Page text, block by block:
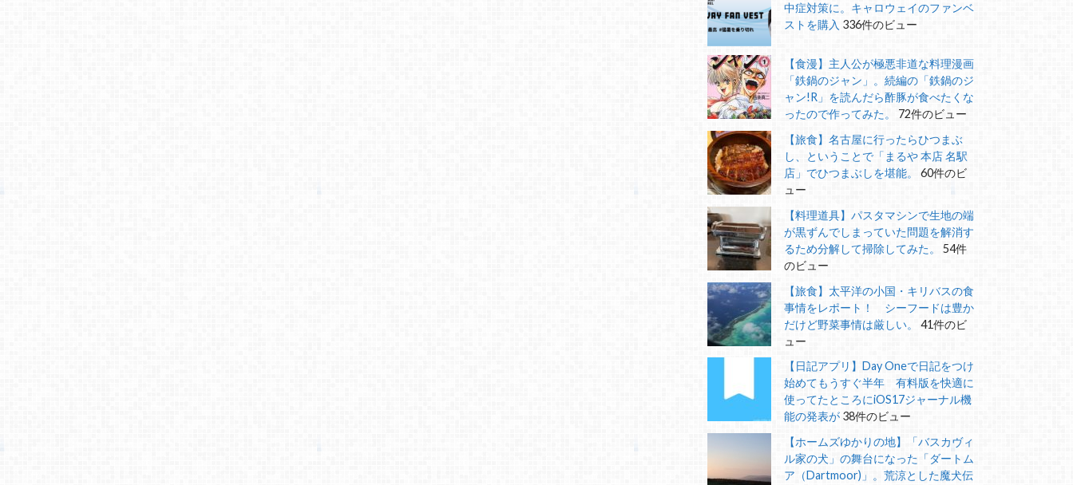
中症対策に。キャロウェイのファンベ
ストを購入 336件のビュー
【食漫】主人公が極悪非道な料理漫画
「鉄鍋のジャン」。続編の「鉄鍋のジ
ャン!R」を読んだら酢豚が食べたくな
ったので作ってみた。
72件のビュー
【旅食】名古屋に行ったらひつまぶ
し、ということで「まるや 本店 名駅
店」でひつまぶしを堪能。
60件のビ
ュー
【料理道具】パスタマシンで生地の端
が黒ずんでしまっていた問題を解消す
るため分解して掃除してみた。
54件
のビュー
【旅食】太平洋の小国・キリバスの食
事情をレポート！ シーフードは豊か
だけど野菜事情は厳しい。
41件のビ
ュー
【日記アプリ】Day Oneで日記をつけ
始めてもうすぐ半年 有料版を快適に
使ってたところにiOS17ジャーナル機
能の発表が 38件のビュー
【ホームズゆかりの地】「バスカヴィ
ル家の犬」の舞台になった「ダートム
ア（Dartmoor)」。荒涼とした魔犬伝